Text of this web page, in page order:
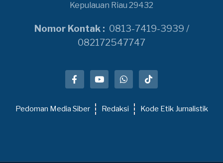
Kepulauan Riau 29432
Nomor Kontak : 0813-7419-3939 /
082172547747
Pedoman Media Siber Redaksi Kode Etik Jurnalistik